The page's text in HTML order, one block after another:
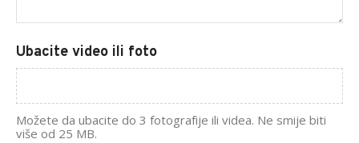
Ubacite video ili foto
Možete da ubacite do 3 fotografije ili videa. Ne smije biti
više od 25 MB.